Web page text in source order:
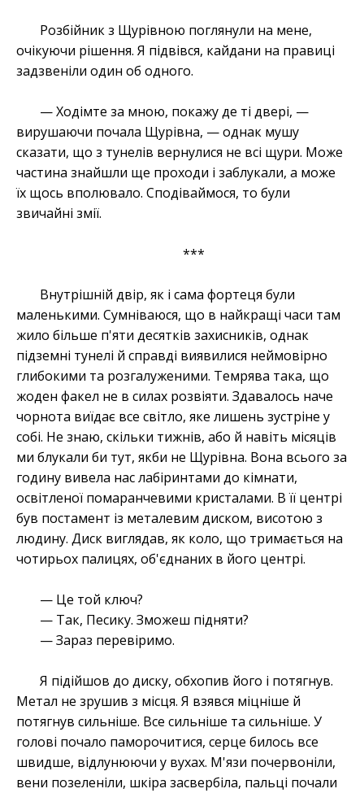
Розбійник з Щурівною поглянули на мене,
очікуючи рішення. Я підвівся, кайдани на правиці
задзвеніли один об одного.
— Ходімте за мною, покажу де ті двері, —
вирушаючи почала Щурівна, — однак мушу
сказати, що з тунелів вернулися не всі щури. Може
частина знайшли ще проходи і заблукали, а може
їх щось вполювало. Сподіваймося, то були
звичайні змії.
***
Внутрішній двір, як і сама фортеця були
маленькими. Сумніваюся, що в найкращі часи там
жило більше п'яти десятків захисників, однак
підземні тунелі й справді виявилися неймовірно
глибокими та розгалуженими. Темрява така, що
жоден факел не в силах розвіяти. Здавалось наче
чорнота виїдає все світло, яке лишень зустріне у
собі. Не знаю, скільки тижнів, або й навіть місяців
ми блукали би тут, якби не Щурівна. Вона всього за
годину вивела нас лабіринтами до кімнати,
освітленої помаранчевими кристалами. В її центрі
був постамент із металевим диском, висотою з
людину. Диск виглядав, як коло, що тримається на
чотирьох палицях, об'єднаних в його центрі.
— Це той ключ?
— Так, Песику. Зможеш підняти?
— Зараз перевіримо.
Я підійшов до диску, обхопив його і потягнув.
Метал не зрушив з місця. Я взявся міцніше й
потягнув сильніше. Все сильніше та сильніше. У
голові почало паморочитися, серце билось все
швидше, відлунюючи у вухах. М'язи почервоніли,
вени позеленіли, шкіра засвербіла, пальці почали